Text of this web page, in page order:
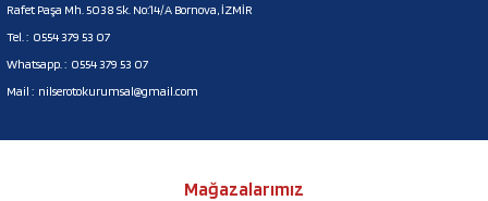
Rafet Paşa Mh. 5038 Sk. No:14/A Bornova, İZMİR
Tel. : 0554 379 53 07
Whatsapp. : 0554 379 53 07
Mail : nilserotokurumsal@gmail.com
Mağazalarımız